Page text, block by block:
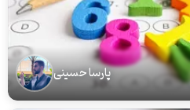
پارسا حسینی